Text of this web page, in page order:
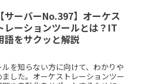
【サーバーNo.397】オーケス
レーションツールとは？IT
語をサクッと解説
を知らない方に向けて、わかりや
した。オーケストレーションツー